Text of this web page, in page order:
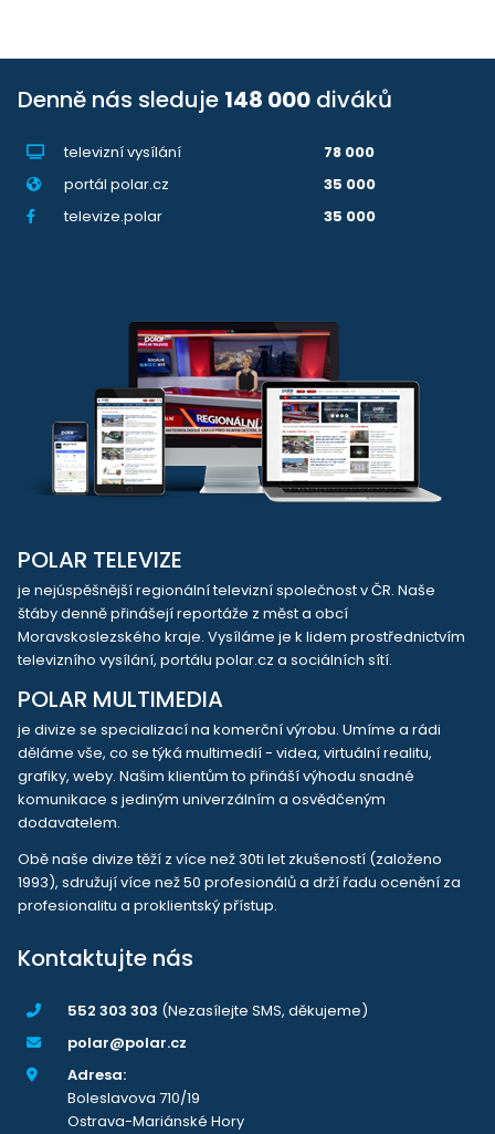
Denně nás sleduje 148 000 diváků
televizní vysílání
78 000
portál polar.cz
35 000
televize.polar
35 000
POLAR TELEVIZE
je nejúspěšnější regionální televizní společnost v ČR. Naše
štáby denně přinášejí reportáže z měst a obcí
Moravskoslezského kraje. Vysíláme je k lidem prostřednictvím
televizního vysílání, portálu polar.cz a sociálních sítí.
POLAR MULTIMEDIA
je divize se specializací na komerční výrobu. Umíme a rádi
děláme vše, co se týká multimedií - videa, virtuální realitu,
grafiky, weby. Našim klientům to přináší výhodu snadné
komunikace s jediným univerzálním a osvědčeným
dodavatelem.
Obě naše divize těží z více než 30ti let zkušeností (založeno
1993), sdružují více než 50 profesionálů a drží řadu ocenění za
profesionalitu a proklientský přístup.
Kontaktujte nás
552 303 303 (Nezasílejte SMS, děkujeme)
polar@polar.cz
Adresa:
Boleslavova 710/19
Ostrava-Mariánské Hory